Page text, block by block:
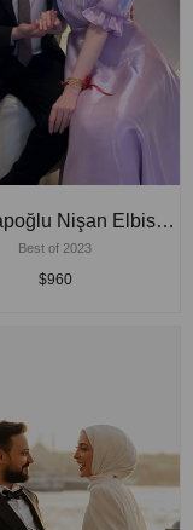
Şule Arapoğlu Nişan Elbisesi
Best of 2023
$960